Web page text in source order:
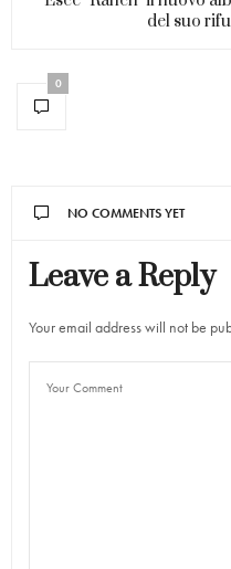
del suo
0
NO COMMENTS YET
Leave a Reply
Your email address will not be